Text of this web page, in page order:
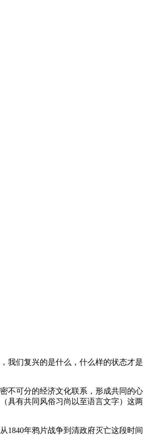
我们复兴的是什么，什么样的状态才是
不可分的经济文化联系，形成共同的心
具有共同风俗习尚以至语言文字）这两
1840年鸦片战争到清政府灭亡这段时间